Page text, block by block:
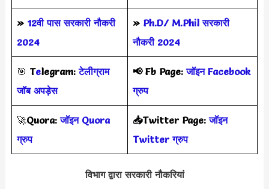
» 12वी पास सरकारी नौकरी
2024
» Ph.D/ M.Phil सरकारी
नौकरी 2024
🎯 Telegram: टेलीग्राम
जॉब अपड़ेस
📢 Fb Page:जॉइन Facebook
ग्रुप
🚀Quora:जॉइन Quora
ग्रुप
📥Twitter Page:जॉइन
Twitter ग्रुप
विभाग द्वारा सरकारी नौकरियां